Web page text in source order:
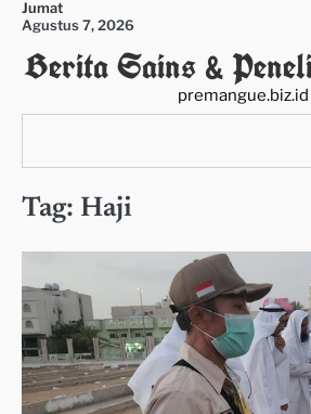
Skip
content
Jumat
Agustus 7, 2026
Berita Sains &
premangue.biz.id
Tag: Haji